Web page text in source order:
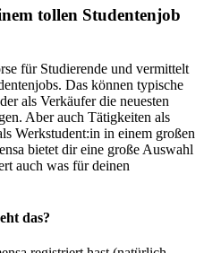
tollen Studentenjob
für Studierende und vermittelt
Das können typische
als Verkäufer die neuesten
Aber auch Tätigkeiten als
Werkstudent:in in einem großen
bietet dir eine große Auswahl
auch was für deinen
das?